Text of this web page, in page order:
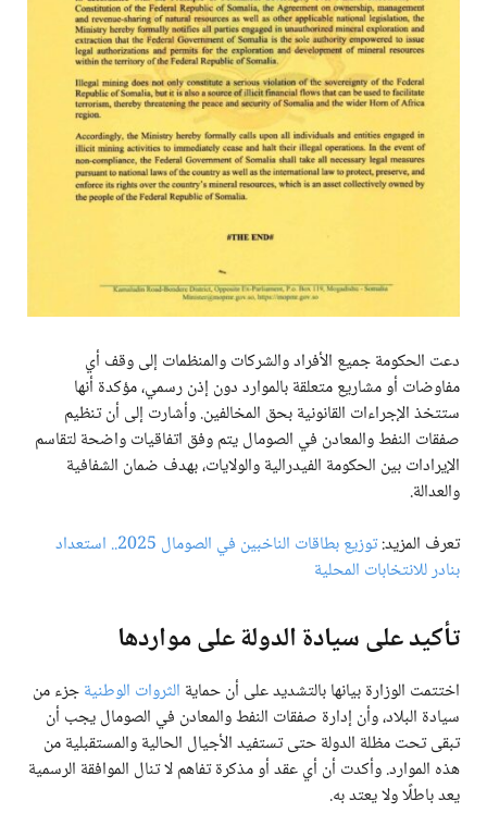
دعت الحكومة جميع الأفراد والشركات والمنظمات إلى وقف أي
مفاوضات أو مشاريع متعلقة بالموارد دون إذن رسمي، مؤكدة أنها
ستتخذ الإجراءات القانونية بحق المخالفين. وأشارت إلى أن تنظيم
صفقات النفط والمعادن في الصومال يتم وفق اتفاقيات واضحة لتقاسم
الإيرادات بين الحكومة الفيدرالية والولايات، بهدف ضمان الشفافية
والعدالة.
تعرف المزيد:
توزيع بطاقات الناخبين في الصومال 2025.. استعداد
بنادر للانتخابات المحلية
تأكيد على سيادة الدولة على مواردها
اختتمت الوزارة بيانها بالتشديد على أن حماية الثروات الوطنيةجزء من
سيادة البلاد، وأن إدارة صفقات النفط والمعادن في الصومال يجب أن
تبقى تحت مظلة الدولة حتى تستفيد الأجيال الحالية والمستقبلية من
هذه الموارد. وأكدت أن أي عقد أو مذكرة تفاهم لا تنال الموافقة الرسمية
يعد باطلًا ولا يعتد به.